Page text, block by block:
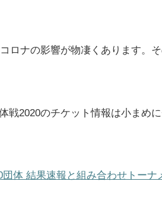
ロナの影響が物凄くあります。
戦2020のチケット情報は小まめ
体 結果速報と組み合わせトー